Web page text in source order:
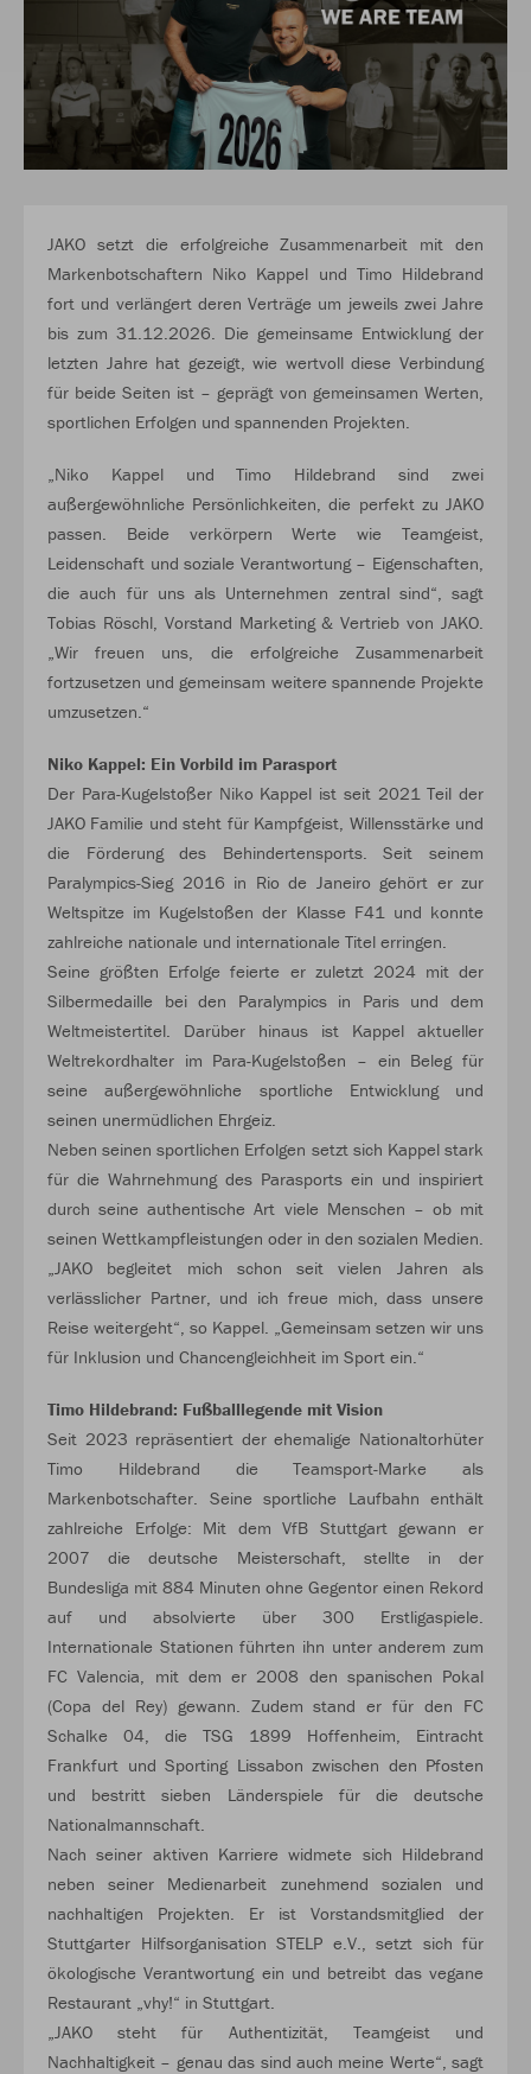
JAKO setzt die erfolgreiche Zusammenarbeit mit den
Markenbotschaftern Niko Kappel und Timo Hildebrand
fort und verlängert deren Verträge um jeweils zwei Jahre
bis zum 31.12.2026. Die gemeinsame Entwicklung der
letzten Jahre hat gezeigt, wie wertvoll diese Verbindung
für beide Seiten ist – geprägt von gemeinsamen Werten,
sportlichen Erfolgen und spannenden Projekten.
„Niko Kappel und Timo Hildebrand sind zwei
außergewöhnliche Persönlichkeiten, die perfekt zu JAKO
passen. Beide verkörpern Werte wie Teamgeist,
Leidenschaft und soziale Verantwortung – Eigenschaften,
die auch für uns als Unternehmen zentral sind“, sagt
Tobias Röschl, Vorstand Marketing & Vertrieb von JAKO.
„Wir freuen uns, die erfolgreiche Zusammenarbeit
fortzusetzen und gemeinsam weitere spannende Projekte
umzusetzen.“
Niko Kappel: Ein Vorbild im Parasport
Der Para-Kugelstoßer Niko Kappel ist seit 2021 Teil der
JAKO Familie und steht für Kampfgeist, Willensstärke und
die Förderung des Behindertensports. Seit seinem
Paralympics-Sieg 2016 in Rio de Janeiro gehört er zur
Weltspitze im Kugelstoßen der Klasse F41 und konnte
zahlreiche nationale und internationale Titel erringen.
Seine größten Erfolge feierte er zuletzt 2024 mit der
Silbermedaille bei den Paralympics in Paris und dem
Weltmeistertitel. Darüber hinaus ist Kappel aktueller
Weltrekordhalter im Para-Kugelstoßen – ein Beleg für
seine außergewöhnliche sportliche Entwicklung und
seinen unermüdlichen Ehrgeiz.
Neben seinen sportlichen Erfolgen setzt sich Kappel stark
für die Wahrnehmung des Parasports ein und inspiriert
durch seine authentische Art viele Menschen – ob mit
seinen Wettkampfleistungen oder in den sozialen Medien.
„JAKO begleitet mich schon seit vielen Jahren als
verlässlicher Partner, und ich freue mich, dass unsere
Reise weitergeht“, so Kappel. „Gemeinsam setzen wir uns
für Inklusion und Chancengleichheit im Sport ein.“
Timo Hildebrand: Fußballlegende mit Vision
Seit 2023 repräsentiert der ehemalige Nationaltorhüter
Timo Hildebrand die Teamsport-Marke als
Markenbotschafter. Seine sportliche Laufbahn enthält
zahlreiche Erfolge: Mit dem VfB Stuttgart gewann er
2007 die deutsche Meisterschaft, stellte in der
Bundesliga mit 884 Minuten ohne Gegentor einen Rekord
auf und absolvierte über 300 Erstligaspiele.
Internationale Stationen führten ihn unter anderem zum
FC Valencia, mit dem er 2008 den spanischen Pokal
(Copa del Rey) gewann. Zudem stand er für den FC
Schalke 04, die TSG 1899 Hoffenheim, Eintracht
Frankfurt und Sporting Lissabon zwischen den Pfosten
und bestritt sieben Länderspiele für die deutsche
Nationalmannschaft.
Nach seiner aktiven Karriere widmete sich Hildebrand
neben seiner Medienarbeit zunehmend sozialen und
nachhaltigen Projekten. Er ist Vorstandsmitglied der
Stuttgarter Hilfsorganisation STELP e.V., setzt sich für
ökologische Verantwortung ein und betreibt das vegane
Restaurant „vhy!“ in Stuttgart.
„JAKO steht für Authentizität, Teamgeist und
Nachhaltigkeit – genau das sind auch meine Werte“, sagt